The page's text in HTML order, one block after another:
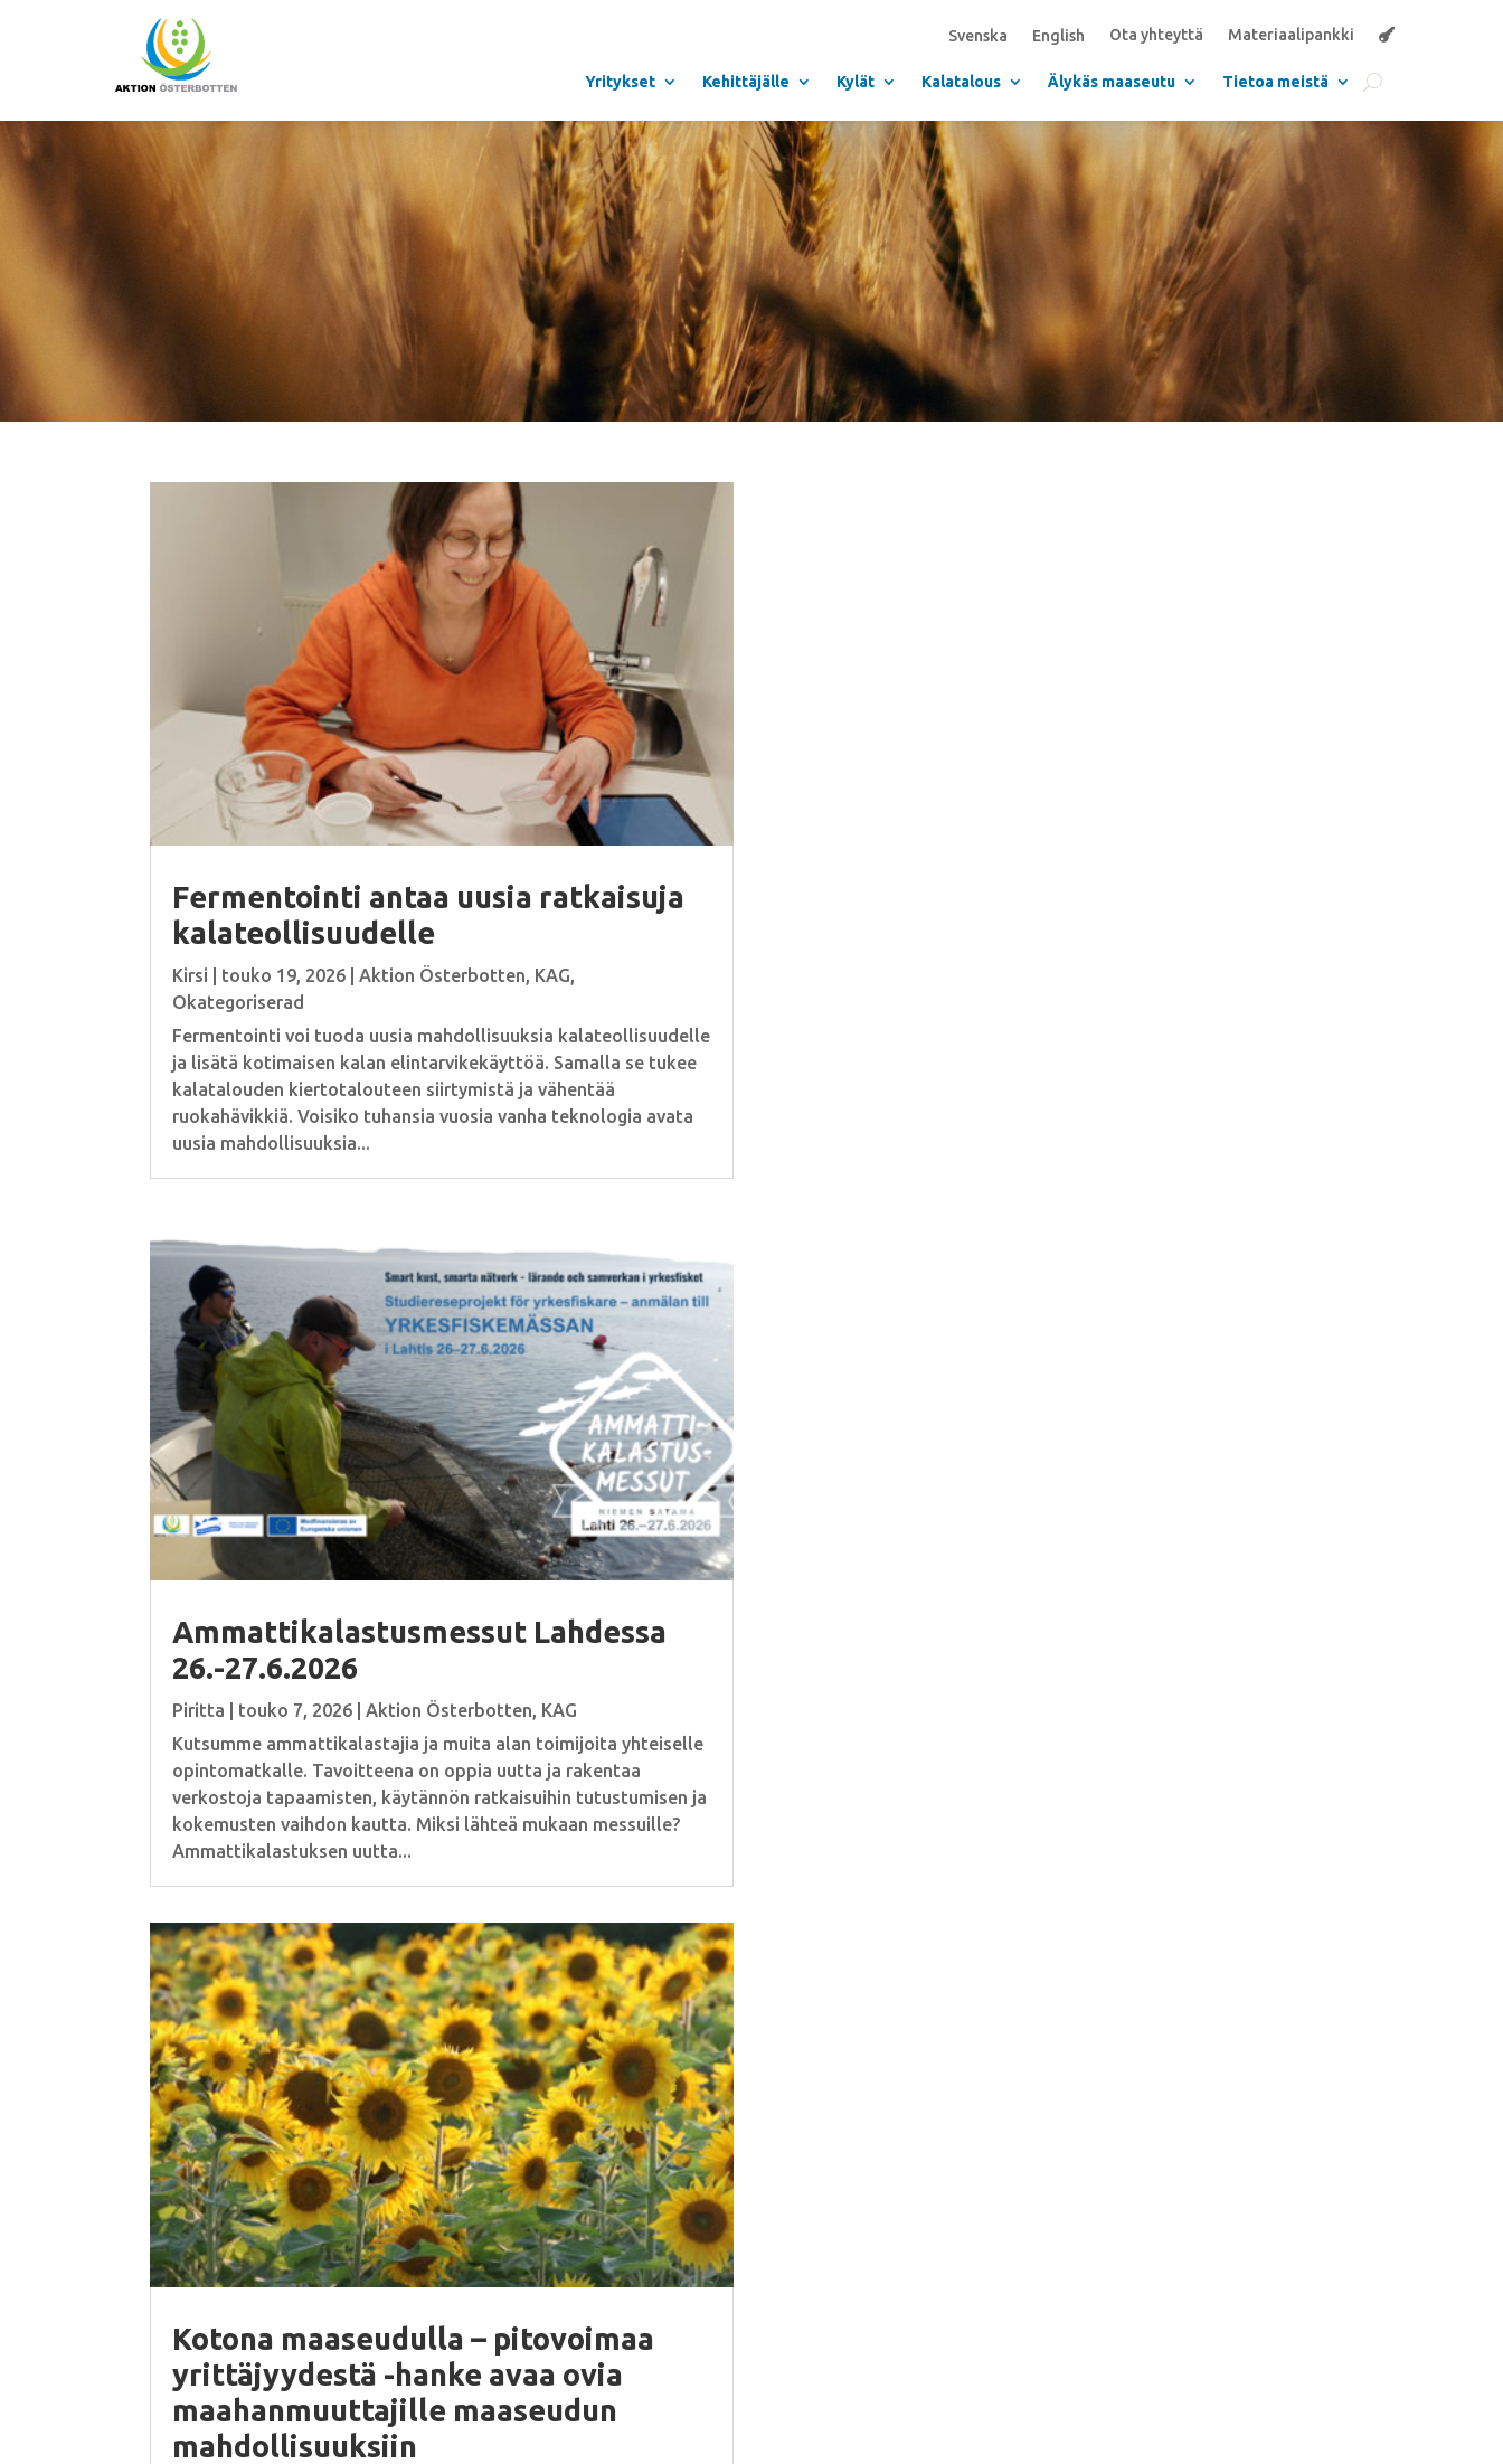
Svenska English Ota yhteyttä Materiaalipankki
Yritykset Kehittäjälle Kylät Kalatalous Älykäs maaseutu Tietoa meistä
Fermentointi antaa uusia ratkaisuja
kalateollisuudelle
Kirsi touko 19, 2026 |Aktion Österbotten, KAG,
Okategoriserad
Fermentointi voi tuoda uusia mahdollisuuksia kalateollisuudelle
ja lisätä kotimaisen kalan elintarvikekäyttöä. Samalla se tukee
kalatalouden kiertotalouteen siirtymistä ja vähentää
ruokahävikkiä. Voisiko tuhansia vuosia vanha teknologia avata
uusia mahdollisuuksia...
Ammattikalastusmessut Lahdessa
26.-27.6.2026
Piritta touko 7, 2026 Aktion Österbotten KAG
Kutsumme ammattikalastajia ja muita alan toimijoita yhteiselle
opintomatkalle. Tavoitteena on oppia uutta ja rakentaa
verkostoja tapaamisten, käytännön ratkaisuihin tutustumisen ja
kokemusten vaihdon kautta. Miksi lähteä mukaan messuille?
Ammattikalastuksen uutta...
Kotona maaseudulla – pitovoimaa
yrittäjyydestä -hanke avaa ovia
maahanmuuttajille maaseudun
mahdollisuuksiin